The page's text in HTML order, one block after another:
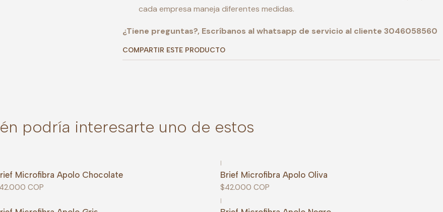
cada empresa maneja diferentes medidas.
¿Tiene preguntas?, Escríbanos al whatsapp de servicio al cliente 3046058560
COMPARTIR ESTE PRODUCTO
podría interesarte uno de estos
Microfibra Apolo Chocolate
COP
|
Brief Microfibra Apolo Oliva
$42.000 COP
|